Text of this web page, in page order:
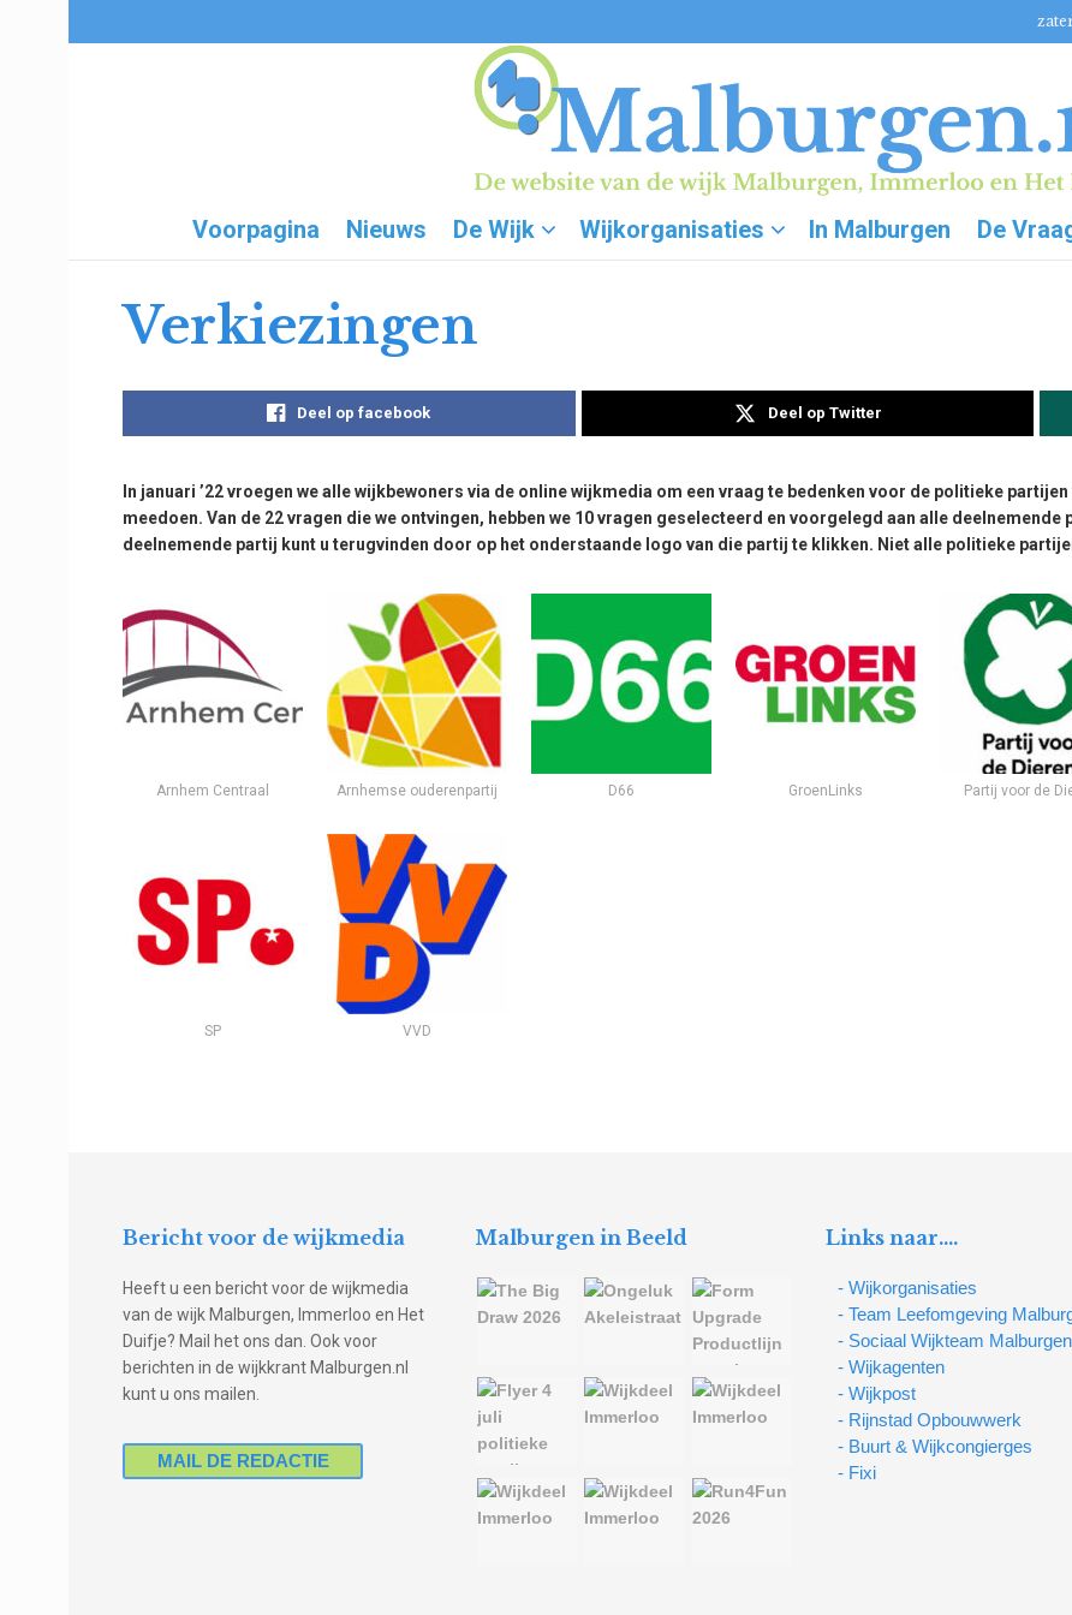
Voorpagina Nieuws De Wijk Wijkorganisaties In Malburgen De
Verkiezingen
Deel op facebook Deel op Twitter
In januari ’22 vroegen we alle wijkbewoners via de online wijkmedia om een vraag te bedenken voor de politieke
meedoen. Van de 22 vragen die we ontvingen, hebben we 10 vragen geselecteerd en voorgelegd aan alle
deelnemende partij kunt u terugvinden door op het onderstaande logo van die partij te klikken. Niet alle politieke
Arnhem Centraal Arnhemse ouderenpartij D66 GroenLinks Partij voor de
SP VVD
Bericht voor de wijkmedia
Heeft u een bericht voor de wijkmedia
van de wijk Malburgen, Immerloo en Het
Duifje? Mail het ons dan. Ook voor
berichten in de wijkkrant Malburgen.nl
kunt u ons mailen.
MAIL DE REDACTIE
Malburgen in Beeld Links naar….
- Wijkorganisaties
- Team Leefomgeving
- Sociaal Wijkteam Malburgen
- Wijkagenten
- Wijkpost
- Rijnstad Opbouwwerk
- Buurt & Wijkcongierges
- Fixi